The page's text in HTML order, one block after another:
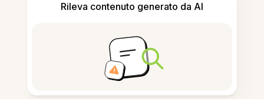
Rileva contenuto generato da AI